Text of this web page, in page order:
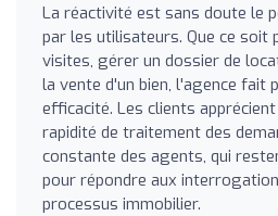
La réactivité est sans doute le
par les utilisateurs. Que ce soit
visites, gérer un dossier de
la vente d'un bien, l'agence fait
efficacité. Les clients
rapidité de traitement des
constante des agents, qui
pour répondre aux
processus immobilier.